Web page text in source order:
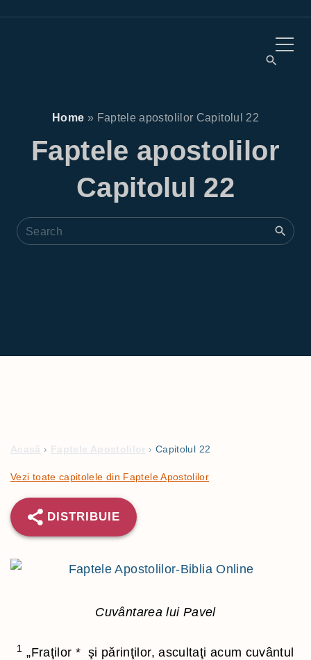
Home » Faptele apostolilor Capitolul 22
Faptele apostolilor
Capitolul 22
Acasă › Faptele Apostolilor › Capitolul 22
Vezi toate capitolele din Faptele Apostolilor
DISTRIBUIE
Cuvântarea lui Pavel
1 „Fraţilor * şi părinţilor, ascultaţi acum cuvântul